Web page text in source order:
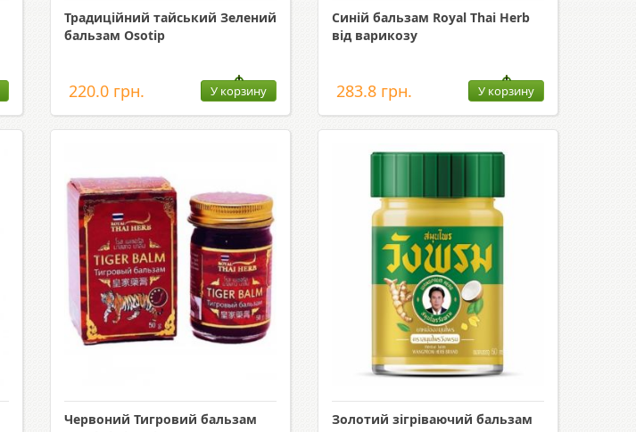
Традиційний тайський Зелений
бальзам Osotip
220.0 грн. У корзину
Синій бальзам Royal Thai Herb
від варикозу
283.8 грн. У корзину
Червоний Тигровий бальзам
Золотий зігріваючий бальзам